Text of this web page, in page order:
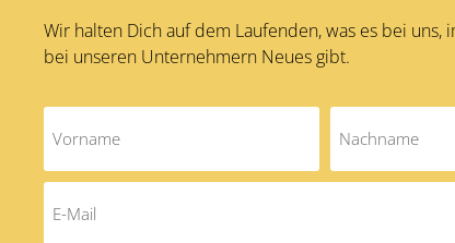
Wir halten Dich auf dem Laufenden, was es bei uns,
bei unseren Unternehmern Neues gibt.